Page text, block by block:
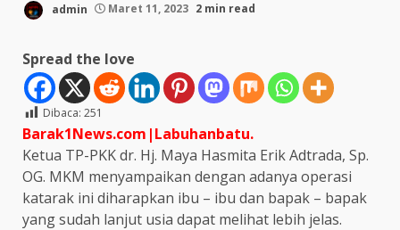
admin Maret 11, 2023 2 min read
Spread the love
Dibaca: 251
Barak1News.com|Labuhanbatu.
Ketua TP-PKK dr. Hj. Maya Hasmita Erik Adtrada, Sp.
OG. MKM menyampaikan dengan adanya operasi
katarak ini diharapkan ibu – ibu dan bapak – bapak
yang sudah lanjut usia dapat melihat lebih jelas.